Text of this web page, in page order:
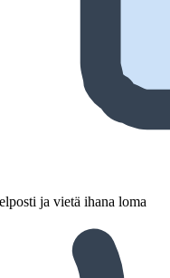
ja vietä ihana loma